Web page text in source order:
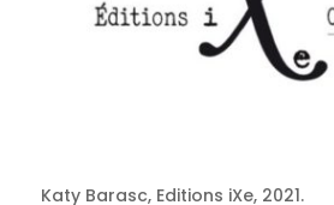
Katy Barasc, Editions iXe, 2021.